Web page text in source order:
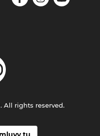
All rights reserved.